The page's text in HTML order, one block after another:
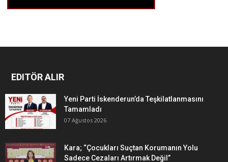
EDITÖR ALIR
Yeni Parti İskenderun’da Teşkilatlanmasını
Tamamladı
07 Ağustos 2026
Kara; “Çocukları Suçtan Korumanın Yolu
Sadece Cezaları Artırmak Değil”